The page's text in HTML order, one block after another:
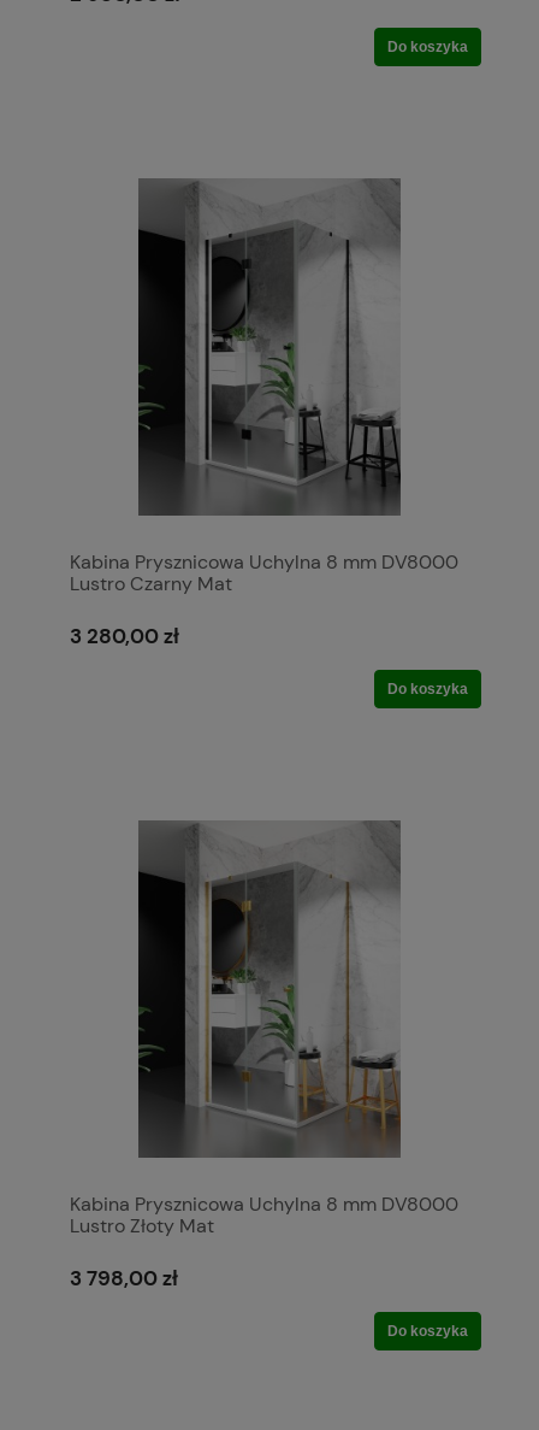
Do koszyka
Kabina Prysznicowa Uchylna 8 mm DV8000
Lustro Czarny Mat
3 280,00 zł
Do koszyka
Kabina Prysznicowa Uchylna 8 mm DV8000
Lustro Złoty Mat
3 798,00 zł
Do koszyka